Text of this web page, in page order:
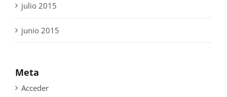
julio 2015
junio 2015
Meta
Acceder